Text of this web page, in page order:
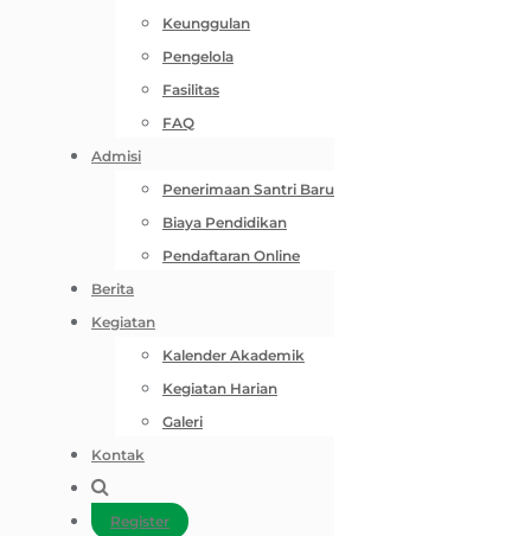
Keunggulan
Pengelola
Fasilitas
FAQ
Admisi
Penerimaan Santri Baru
Biaya Pendidikan
Pendaftaran Online
Berita
Kegiatan
Kalender Akademik
Kegiatan Harian
Galeri
Kontak
Register